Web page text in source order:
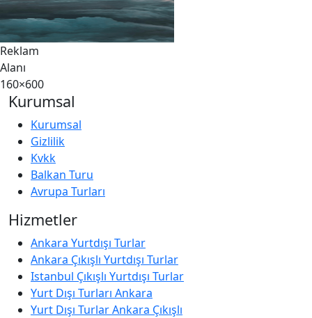
Reklam
Alanı
160×600
Kurumsal
Kurumsal
Gizlilik
Kvkk
Balkan Turu
Avrupa Turları
Hizmetler
Ankara Yurtdışı Turlar
Ankara Çıkışlı Yurtdışı Turlar
Istanbul Çıkışlı Yurtdışı Turlar
Yurt Dışı Turları Ankara
Yurt Dışı Turlar Ankara Çıkışlı